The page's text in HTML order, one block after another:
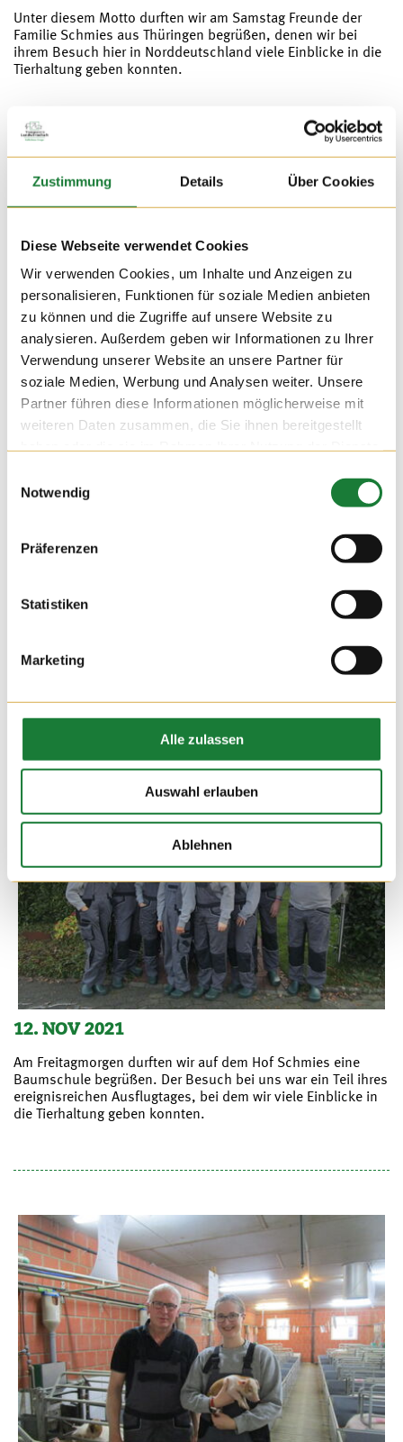
Zustimmung Details Über Cookies
Diese Webseite verwendet Cookies
Wir verwenden Cookies, um Inhalte und Anzeigen zu
personalisieren, Funktionen für soziale Medien anbieten
zu können und die Zugriffe auf unsere Website zu
analysieren. Außerdem geben wir Informationen zu Ihrer
Verwendung unserer Website an unsere Partner für
soziale Medien, Werbung und Analysen weiter. Unsere
Partner führen diese Informationen möglicherweise mit
weiteren Daten zusammen, die Sie ihnen bereitgestellt
Notwendig
Präferenzen
Statistiken
Marketing
Alle zulassen
Auswahl erlauben
Ablehnen
Unter diesem Motto durften wir am Samstag Freunde der
Familie Schmies aus Thüringen begrüßen, denen wir bei
ihrem Besuch hier in Norddeutschland viele Einblicke in die
Tierhaltung geben konnten.
Wir durften am Mittwoch auf dem Hof Hatke die Klassen 4
Für die Schülerinnen und Schüler der Förderschule wurde die
Führung zu einer erlebnisreichen Stationsarbeit, bei der sie
12. NOV 2021
Am Freitagmorgen durften wir auf dem Hof Schmies eine
Baumschule begrüßen. Der Besuch bei uns war ein Teil ihres
ereignisreichen Ausflugtages, bei dem wir viele Einblicke in
die Tierhaltung geben konnten.